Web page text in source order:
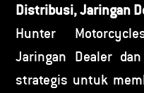
Distribusi, Jaringan
Hunter
Jaringan Dealer
strategis untuk